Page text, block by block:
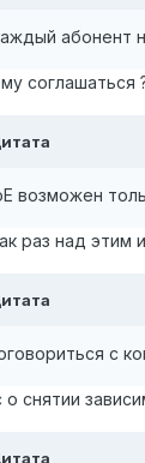
абонент
соглашаться
возможен
раз над этим
с
снятии